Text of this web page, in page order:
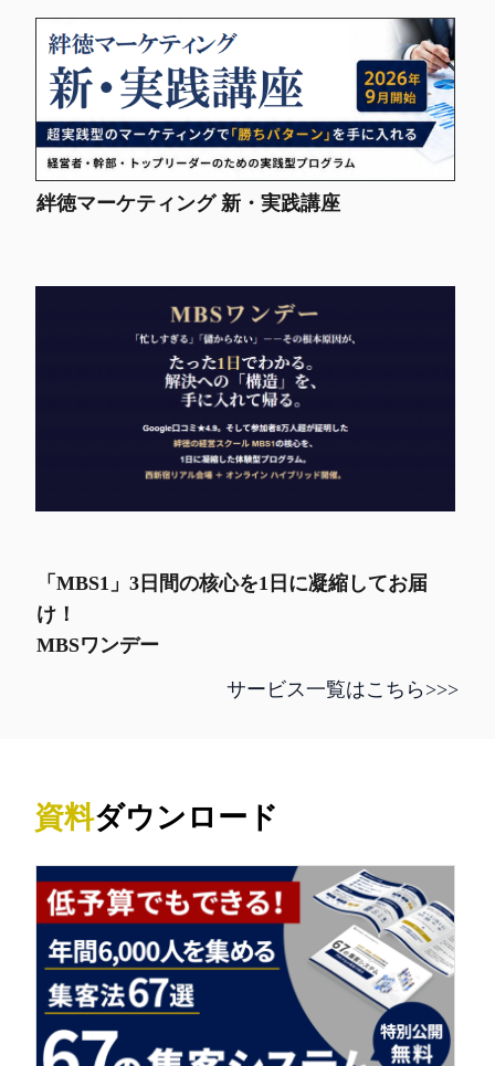
絆徳マーケティング 新・実践講座
「MBS1」3日間の核心を1日に凝縮してお届
け！
MBSワンデー
サービス一覧はこちら>>>
資料ダウンロード